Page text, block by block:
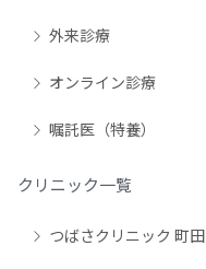
外来診療
オンライン診療
嘱託医（特養）
クリニック一覧
つばさクリニック 町田